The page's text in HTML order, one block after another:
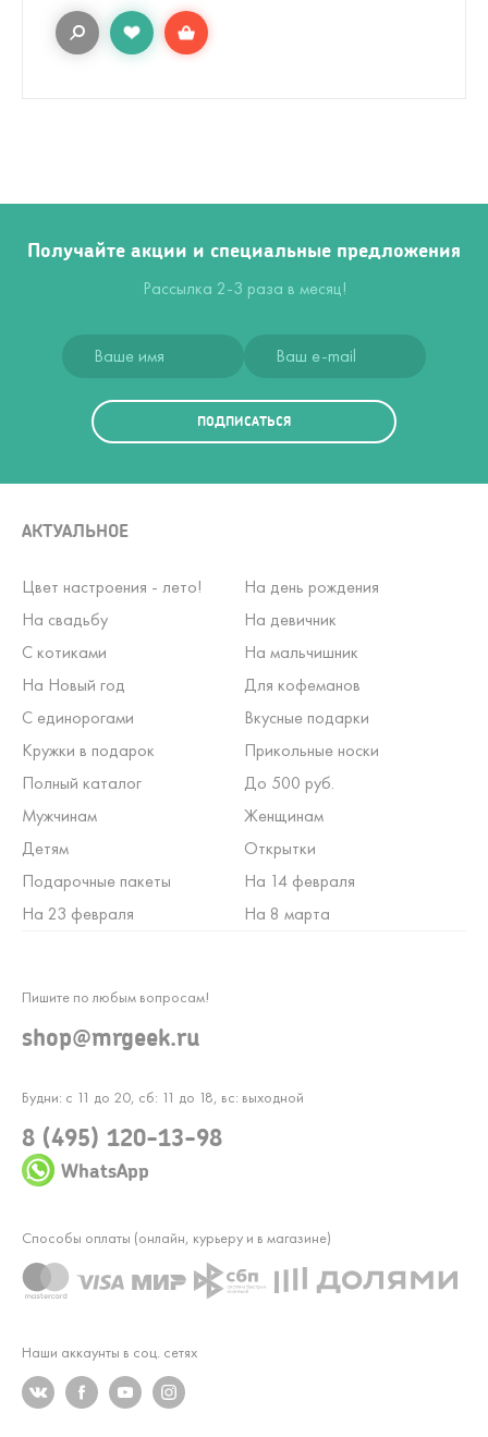
Получайте акции и специальные предложения
Рассылка 2-3 раза в месяц!
ПОДПИСАТЬСЯ
АКТУАЛЬНОЕ
Цвет настроения - лето!
На день рождения
На свадьбу
На девичник
С котиками
На мальчишник
На Новый год
Для кофеманов
С единорогами
Вкусные подарки
Кружки в подарок
Прикольные носки
Полный каталог
До 500 руб.
Мужчинам
Женщинам
Детям
Открытки
Подарочные пакеты
На 14 февраля
На 23 февраля
На 8 марта
Будни: с 11 до 20, сб: 11 до 18, вс: выходной
8 (495) 120-13-98
WhatsApp
Пишите по любым вопросам!
shop@mrgeek.ru
Наши аккаунты в соц. сетях
Способы оплаты (онлайн, курьеру и в магазине)